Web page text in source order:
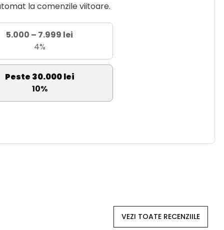
la comenzile viitoare.
5.000 – 7.999 lei
4%
Peste 30.000 lei
10%
VEZI TOATE RECENZIILE